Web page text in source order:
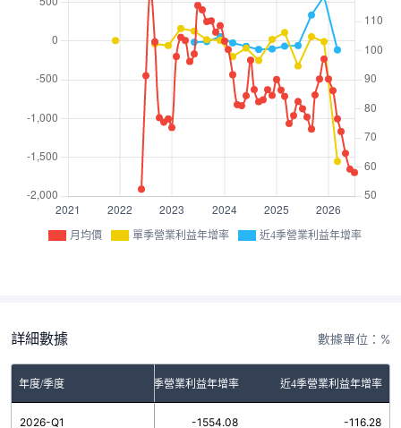
月均價 單季營業利益年增率 近4季營業利益年增率
詳細數據 數據單位：%
年度/季度 單季營業利益年增率 近4季營業利益年增率
2026-Q1 -1554.08 -116.28